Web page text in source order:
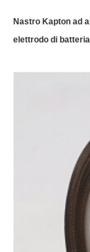
Nastro Kapton ad
elettrodo di